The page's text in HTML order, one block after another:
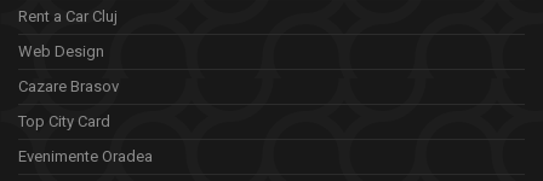
Rent a Car Cluj
Web Design
Cazare Brasov
Top City Card
Evenimente Oradea